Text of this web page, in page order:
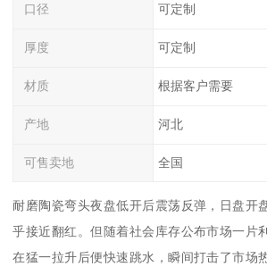
口径 可定制
厚度 可定制
材质 根据客户需要
产地 河北
可售卖地 全国
耐磨陶瓷弯头夜盘低开后震荡反弹，日盘开
乎接近翻红。但随着社会库存公布市场一片
在猛一拉升后便快速跳水，瞬间打击了市场